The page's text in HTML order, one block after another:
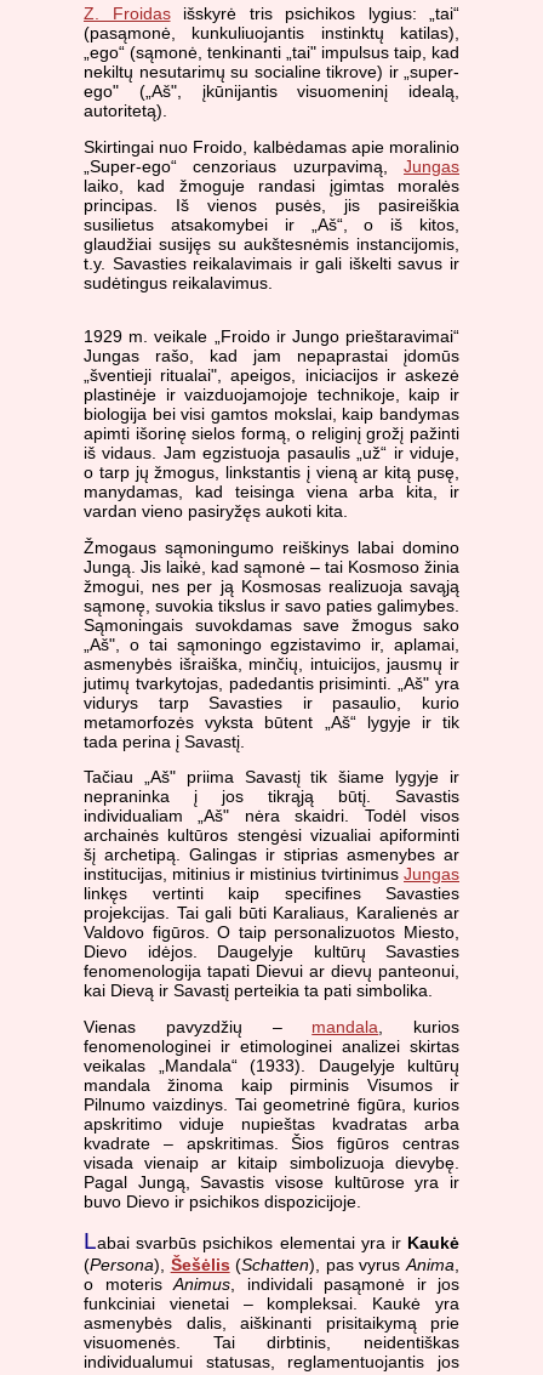
Z. Froidasišskyrė tris psichikos lygius: „tai“
(pasąmonė, kunkuliuojantis instinktų katilas),
„ego“ (sąmonė, tenkinanti „tai" impulsus taip, kad
nekiltų nesutarimų su socialine tikrove) ir „super-
ego" („Aš", įkūnijantis visuomeninį idealą,
autoritetą).
Skirtingai nuo Froido, kalbėdamas apie moralinio
„Super-ego“ cenzoriaus uzurpavimą, Jungas
laiko, kad žmoguje randasi įgimtas moralės
principas. Iš vienos pusės, jis pasireiškia
susilietus atsakomybei ir „Aš“, o iš kitos,
glaudžiai susijęs su aukštesnėmis instancijomis,
t.y. Savasties reikalavimais ir gali iškelti savus ir
sudėtingus reikalavimus.
1929 m. veikale „Froido ir Jungo prieštaravimai“
Jungas rašo, kad jam nepaprastai įdomūs
„šventieji ritualai", apeigos, iniciacijos ir askezė
plastinėje ir vaizduojamojoje technikoje, kaip ir
biologija bei visi gamtos mokslai, kaip bandymas
apimti išorinę sielos formą, o religinį grožį pažinti
iš vidaus. Jam egzistuoja pasaulis „už“ ir viduje,
o tarp jų žmogus, linkstantis į vieną ar kitą pusę,
manydamas, kad teisinga viena arba kita, ir
vardan vieno pasiryžęs aukoti kita.
Žmogaus sąmoningumo reiškinys labai domino
Jungą. Jis laikė, kad sąmonė – tai Kosmoso žinia
žmogui, nes per ją Kosmosas realizuoja savąją
sąmonę, suvokia tikslus ir savo paties galimybes.
Sąmoningais suvokdamas save žmogus sako
„Aš", o tai sąmoningo egzistavimo ir, aplamai,
asmenybės išraiška, minčių, intuicijos, jausmų ir
jutimų tvarkytojas, padedantis prisiminti. „Aš" yra
vidurys tarp Savasties ir pasaulio, kurio
metamorfozės vyksta būtent „Aš“ lygyje ir tik
tada perina į Savastį.
Tačiau „Aš" priima Savastį tik šiame lygyje ir
nepraninka į jos tikrąją būtį. Savastis
individualiam „Aš" nėra skaidri. Todėl visos
archainės kultūros stengėsi vizualiai apiforminti
šį archetipą. Galingas ir stiprias asmenybes ar
institucijas, mitinius ir mistinius tvirtinimus Jungas
linkęs vertinti kaip specifines Savasties
projekcijas. Tai gali būti Karaliaus, Karalienės ar
Valdovo figūros. O taip personalizuotos Miesto,
Dievo idėjos. Daugelyje kultūrų Savasties
fenomenologija tapati Dievui ar dievų panteonui,
kai Dievą ir Savastį perteikia ta pati simbolika.
Vienas pavyzdžių – mandala, kurios
fenomenologinei ir etimologinei analizei skirtas
veikalas „Mandala“ (1933). Daugelyje kultūrų
mandala žinoma kaip pirminis Visumos ir
Pilnumo vaizdinys. Tai geometrinė figūra, kurios
apskritimo viduje nupieštas kvadratas arba
kvadrate – apskritimas. Šios figūros centras
visada vienaip ar kitaip simbolizuoja dievybę.
Pagal Jungą, Savastis visose kultūrose yra ir
buvo Dievo ir psichikos dispozicijoje.
Labai svarbūs psichikos elementai yra ir Kaukė
(Persona), Šešėlis (Schatten), pas vyrusAnima,
o moterisAnimus, individali pasąmonė ir jos
funkciniai vienetai – kompleksai. Kaukė yra
asmenybės dalis, aiškinanti prisitaikymą prie
visuomenės. Tai dirbtinis, neidentiškas
individualumui statusas, reglamentuojantis jos